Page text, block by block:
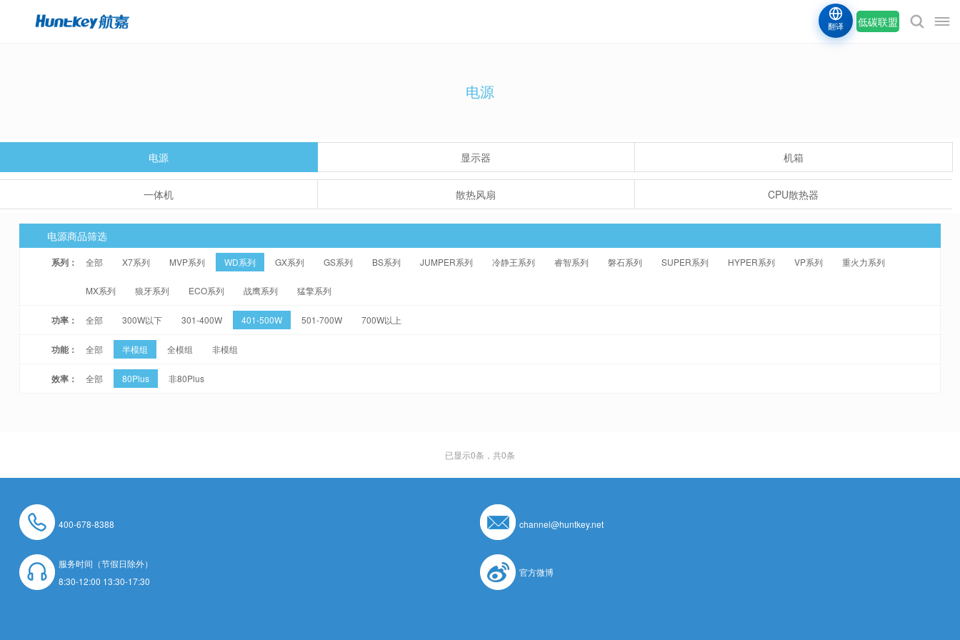
低碳联盟
翻译
电源
电源 显示器 机箱
一体机 散热风扇 CPU散热器
电源商品筛选
系列： 全部 X7系列 MVP系列 WD系列 GX系列 GS系列 BS系列 JUMPER系列 冷静王系列 睿智系列 磐石系列 SUPER系列 HYPER系列 VP系列 重火力系列
MX系列 狼牙系列 ECO系列 战鹰系列 猛擎系列
功率： 全部 300W以下 301-400W 401-500W 501-700W 700W以上
功能： 全部 半模组 全模组 非模组
效率： 全部 80Plus 非80Plus
已显示0条，共0条
400-678-8388 channel@huntkey.net
服务时间（节假日除外）
8:30-12:00 13:30-17:30
官方微博